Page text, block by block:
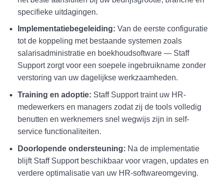
specifieke uitdagingen.
Implementatiebegeleiding: Van de eerste configuratie
tot de koppeling met bestaande systemen zoals
salarisadministratie en boekhoudsoftware — Staff
Support zorgt voor een soepele ingebruikname zonder
verstoring van uw dagelijkse werkzaamheden.
Training en adoptie: Staff Support traint uw HR-
medewerkers en managers zodat zij de tools volledig
benutten en werknemers snel wegwijs zijn in self-
service functionaliteiten.
Doorlopende ondersteuning: Na de implementatie
blijft Staff Support beschikbaar voor vragen, updates en
verdere optimalisatie van uw HR-softwareomgeving.